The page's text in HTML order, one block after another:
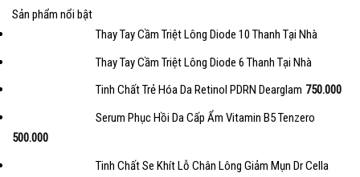
Sản phẩm nổi bật
Thay Tay Cầm Triệt Lông Diode 10 Thanh Tại Nhà
Thay Tay Cầm Triệt Lông Diode 6 Thanh Tại Nhà
Tinh Chất Trẻ Hóa Da Retinol PDRN Dearglam 750.000
Serum Phục Hồi Da Cấp Ẩm Vitamin B5 Tenzero
500.000
Tinh Chất Se Khít Lỗ Chân Lông Giảm Mụn Dr Cella